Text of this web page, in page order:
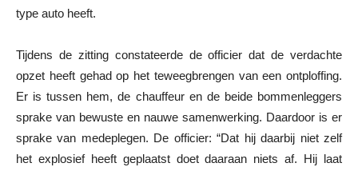
type auto heeft.
Tijdens de zitting constateerde de officier dat de verdachte
opzet heeft gehad op het teweegbrengen van een ontploffing.
Er is tussen hem, de chauffeur en de beide bommenleggers
sprake van bewuste en nauwe samenwerking. Daardoor is er
sprake van medeplegen. De officier: “Dat hij daarbij niet zelf
het explosief heeft geplaatst doet daaraan niets af. Hij laat